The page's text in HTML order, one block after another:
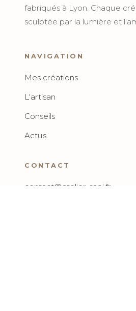
fabriqués à Lyon. Chaque
sculptée par la lumière et
NAVIGATION
Mes créations
L'artisan
Conseils
Actus
CONTACT
contact@atelier-sapi.fr